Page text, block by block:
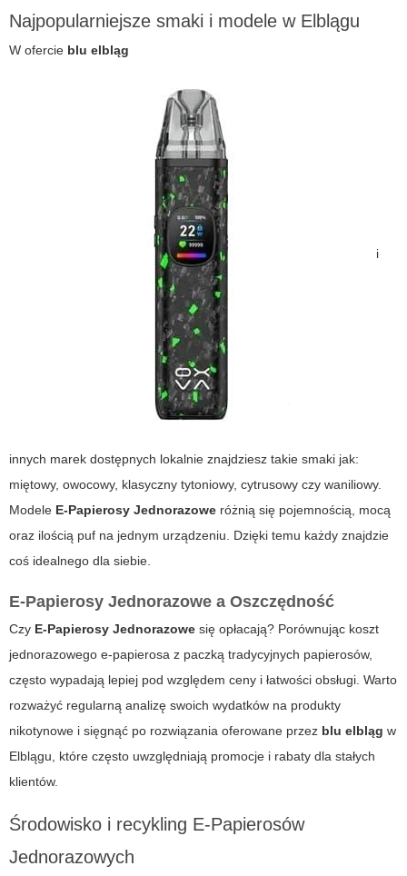
Najpopularniejsze smaki i modele w Elblągu
W ofercie blu elbląg
i
innych marek dostępnych lokalnie znajdziesz takie smaki jak:
miętowy, owocowy, klasyczny tytoniowy, cytrusowy czy waniliowy.
Modele E-Papierosy Jednorazowe różnią się pojemnością, mocą
oraz ilością puf na jednym urządzeniu. Dzięki temu każdy znajdzie
coś idealnego dla siebie.
E-Papierosy Jednorazowe a Oszczędność
Czy E-Papierosy Jednorazowe się opłacają? Porównując koszt
jednorazowego e-papierosa z paczką tradycyjnych papierosów,
często wypadają lepiej pod względem ceny i łatwości obsługi. Warto
rozważyć regularną analizę swoich wydatków na produkty
nikotynowe i sięgnąć po rozwiązania oferowane przez blu elbląg w
Elblągu, które często uwzględniają promocje i rabaty dla stałych
klientów.
Środowisko i recykling E-Papierosów
Jednorazowych